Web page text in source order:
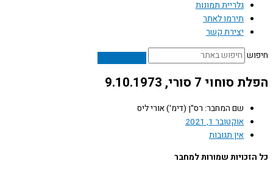
גלריית תמונות
תירמו לאתר
יצירת קשר
7 סורי, 9.10.1973
שם המחבר: רס"ן (דימ') אורי ליס
אוקטובר 1, 2021
אין תגובות
שמורות למחבר